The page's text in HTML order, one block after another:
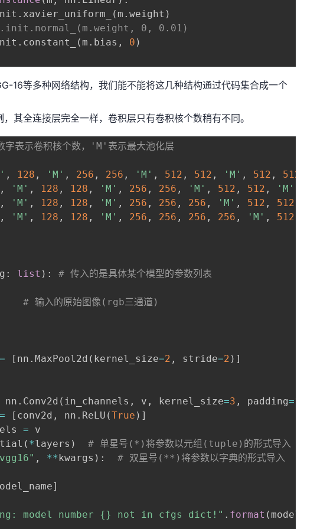
. xavier_uniform_ ( m .weight )
0, 0.01)
. constant_ ( m . bias , 0 )
16等多种网络结构，我们能不能将这几种结构通过代码集合成一个
其全连接层完全一样，卷积层只有卷积核个数稍有不同。
表示卷积核个数，'M'表示最大池化层
, 128 , 'M' , 256 , 256 , 'M' , 512 , 512 , 'M' , 512 , 512
, 'M' , 128 , 128 , 'M' , 256 , 256 , 'M' , 512 , 512 , 'M'
, 'M' , 128 , 128 , 'M' , 256 , 256 , 256 , 'M' , 512 , 512
, 'M' , 128 , 128 , 'M' , 256 , 256 , 256 , 256 , 'M' , 512
: list ) :
# 传入的是具体某个模型的参数列表
# 输入的原始图像(rgb三通道)
[ nn .MaxPool2d ( kernel_size=2 , stride=2 ) ]
nn . Conv2d ( in_channels , v , kernel_size=3 , padding=
[ conv2d , nn . ReLU (True ) ]
= v
( *layers )
# 单星号(*)将参数以元组(tuple)的形式导入
, **kwargs ) :
# 双星号(**)将参数以字典的形式导入
]
model number {} not in cfgs dict!" . format (